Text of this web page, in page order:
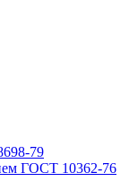
79
ГОСТ 10362-76